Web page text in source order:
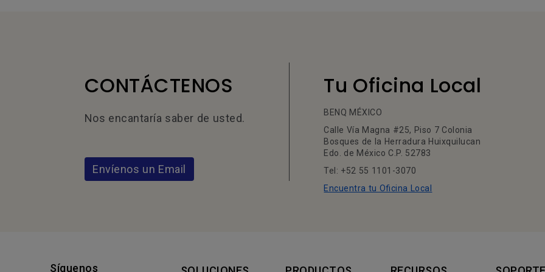
CONTÁCTENOS
Nos encantaría saber de usted.
Envíenos un Email
Tu Oficina Local
BENQ MÉXICO
Calle Vía Magna #25, Piso 7 Colonia
Bosques de la Herradura Huixquilucan
Edo. de México C.P. 52783
Tel: +52 55 1101-3070
Encuentra tu Oficina Local
Síguenos